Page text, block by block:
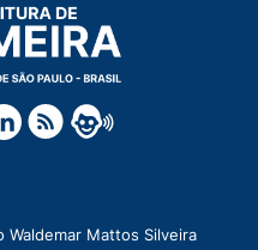
Waldemar Mattos Silveira